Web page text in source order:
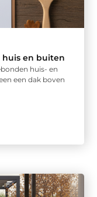
en buiten
huis- en
een dak boven